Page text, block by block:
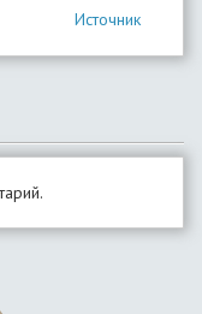
Источник